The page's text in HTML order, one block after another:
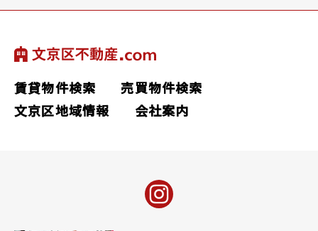
賃貸物件検索
売買物件検索
文京区地域情報
会社案内